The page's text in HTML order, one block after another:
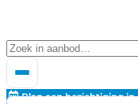
Plan een bezichtiging in